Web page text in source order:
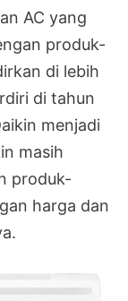
AC yang
produk-
di lebih
di tahun
menjadi
masih
produk-
harga dan